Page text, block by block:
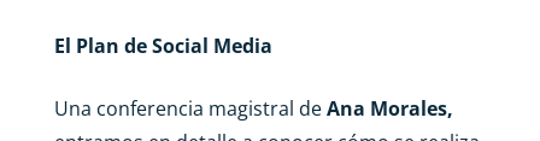
El Plan de Social Media
Una conferencia magistral deAna Morales,